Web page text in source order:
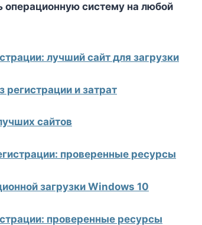
операционную систему на любой
лучший сайт для загрузки
и затрат
сайтов
проверенные ресурсы
загрузки Windows 10
проверенные ресурсы